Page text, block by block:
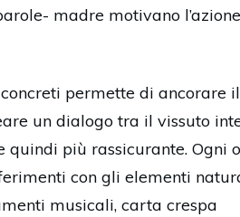
madre motivano
permette di
un dialogo tra il vissuto
più rassicurante. Ogni
con gli elementi
musicali, carta crespa